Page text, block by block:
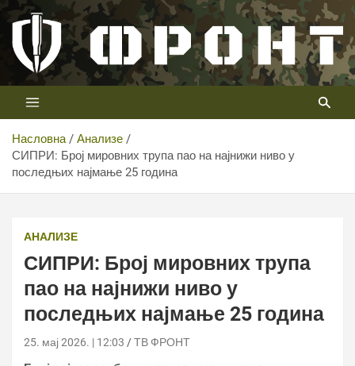
Скип
цонтент
Телевизија ФРОНТ
Први војни канал у Србији
Насловна
Анализе
СИПРИ: Број мировних трупа пао на најнижи ниво у
последњих најмање 25 година
АНАЛИЗЕ
СИПРИ: Број мировних трупа
пао на најнижи ниво у
последњих најмање 25 година
25. мај 2026. | 12:03 ТВ ФРОНТ